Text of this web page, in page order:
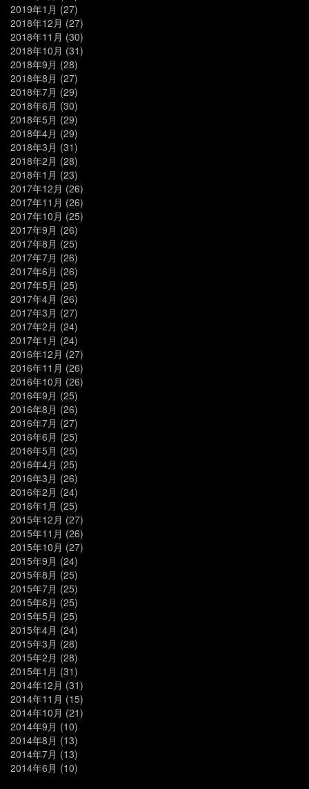
2019年1月 (27)
2018年12月 (27)
2018年11月 (30)
2018年10月 (31)
2018年9月 (28)
2018年8月 (27)
2018年7月 (29)
2018年6月 (30)
2018年5月 (29)
2018年4月 (29)
2018年3月 (31)
2018年2月 (28)
2018年1月 (23)
2017年12月 (26)
2017年11月 (26)
2017年10月 (25)
2017年9月 (26)
2017年8月 (25)
2017年7月 (26)
2017年6月 (26)
2017年5月 (25)
2017年4月 (26)
2017年3月 (27)
2017年2月 (24)
2017年1月 (24)
2016年12月 (27)
2016年11月 (26)
2016年10月 (26)
2016年9月 (25)
2016年8月 (26)
2016年7月 (27)
2016年6月 (25)
2016年5月 (25)
2016年4月 (25)
2016年3月 (26)
2016年2月 (24)
2016年1月 (25)
2015年12月 (27)
2015年11月 (26)
2015年10月 (27)
2015年9月 (24)
2015年8月 (25)
2015年7月 (25)
2015年6月 (25)
2015年5月 (25)
2015年4月 (24)
2015年3月 (28)
2015年2月 (28)
2015年1月 (31)
2014年12月 (31)
2014年11月 (15)
2014年10月 (21)
2014年9月 (10)
2014年8月 (13)
2014年7月 (13)
2014年6月 (10)